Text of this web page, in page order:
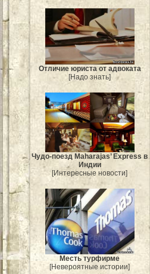
Отличие юриста от адвоката
[Надо знать]
Чудо-поезд Maharajas’ Express в
Индии
[Интересные новости]
Месть турфирме
[Невероятные истории]